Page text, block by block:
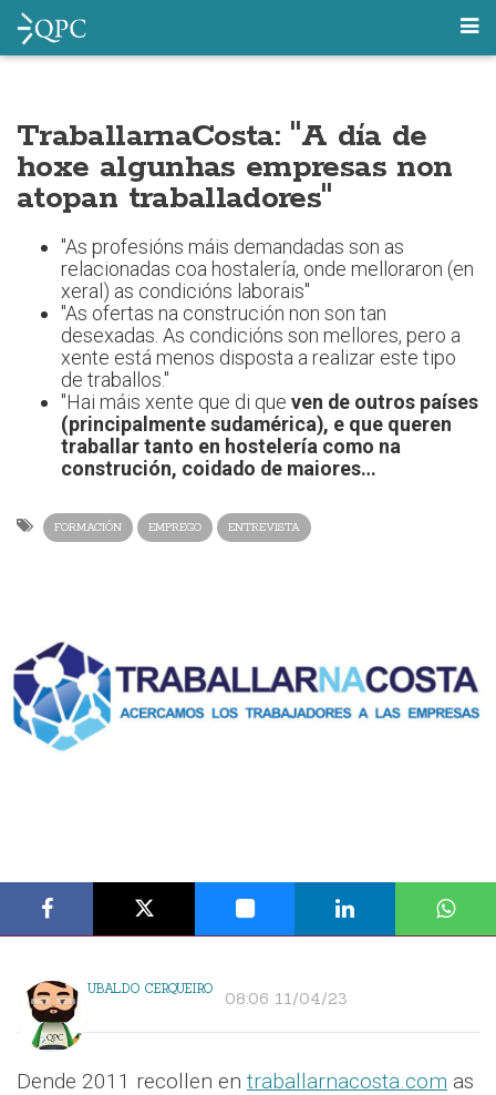
TraballarnaCosta: "A día de
hoxe algunhas empresas non
atopan traballadores"
"As profesións máis demandadas son as
relacionadas coa hostalería, onde melloraron (en
xeral) as condicións laborais"
"As ofertas na construción non son tan
desexadas. As condicións son mellores, pero a
xente está menos disposta a realizar este tipo
de traballos."
"Hai máis xente que di que ven de outros países
(principalmente sudamérica), e que queren
traballar tanto en hostelería como na
construción, coidado de maiores…
FORMACIÓN EMPREGO ENTREVISTA
UBALDO CERQUEIRO 08:06 11/04/23
Dende 2011 recollen en traballarnacosta.com as